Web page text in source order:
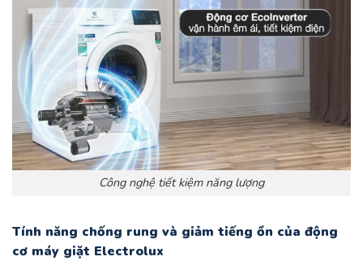
Công nghệ tiết kiệm năng lượng
Tính năng chống rung và giảm tiếng ồn của động
cơ máy giặt Electrolux